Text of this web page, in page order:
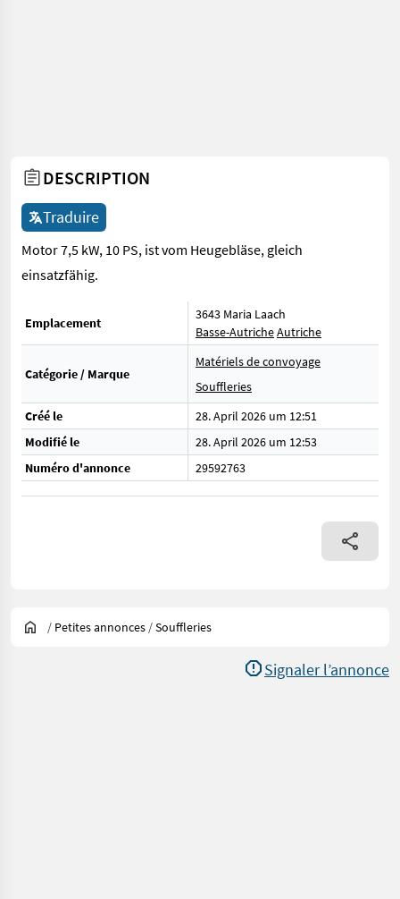
DESCRIPTION
Traduire
Motor 7,5 kW, 10 PS, ist vom Heugebläse, gleich
einsatzfähig.
Emplacement
3643 Maria Laach
Basse-AutricheAutriche
Catégorie / Marque
Matériels de convoyage
Souffleries
Créé le
28. April 2026 um 12:51
Modifié le
28. April 2026 um 12:53
Numéro d'annonce
29592763
/ Petites annonces /Souffleries
Signaler l’annonce